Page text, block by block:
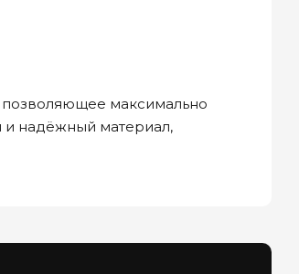
позволяющее максимально
и надёжный материал,